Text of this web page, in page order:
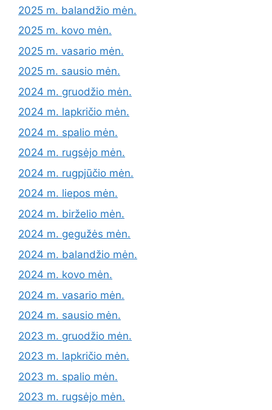
2025 m. balandžio mėn.
2025 m. kovo mėn.
2025 m. vasario mėn.
2025 m. sausio mėn.
2024 m. gruodžio mėn.
2024 m. lapkričio mėn.
2024 m. spalio mėn.
2024 m. rugsėjo mėn.
2024 m. rugpjūčio mėn.
2024 m. liepos mėn.
2024 m. birželio mėn.
2024 m. gegužės mėn.
2024 m. balandžio mėn.
2024 m. kovo mėn.
2024 m. vasario mėn.
2024 m. sausio mėn.
2023 m. gruodžio mėn.
2023 m. lapkričio mėn.
2023 m. spalio mėn.
2023 m. rugsėjo mėn.